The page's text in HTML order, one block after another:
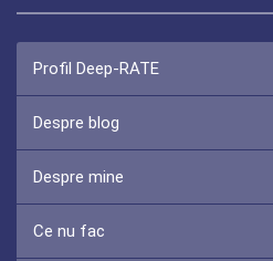
Profil Deep-RATE
Despre blog
Despre mine
Ce nu fac